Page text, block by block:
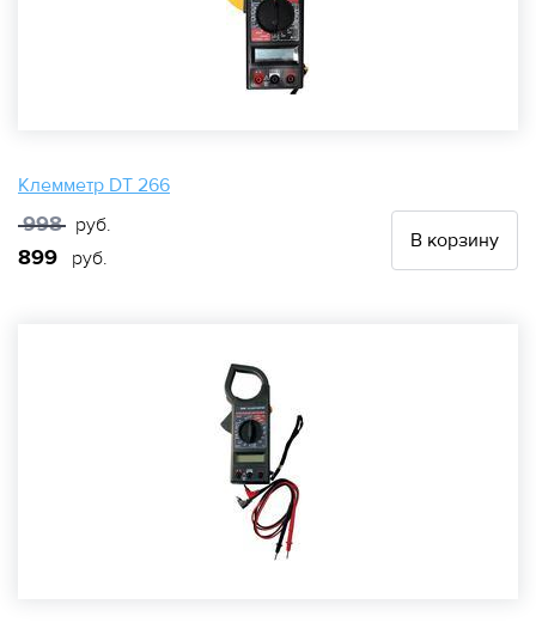
Клемметр DT 266
998 руб.
899 руб.
В корзину